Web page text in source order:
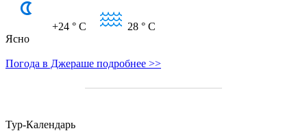
+24 ° C 28 ° C
Ясно
Погода в Джераше подробнее >>
Тур-Календарь